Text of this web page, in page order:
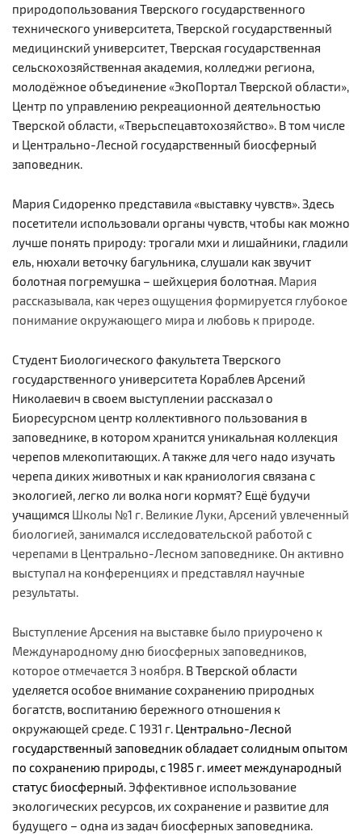
природопользования Тверского государственного
технического университета, Тверской государственный
медицинский университет, Тверская государственная
сельскохозяйственная академия, колледжи региона,
молодёжное объединение «ЭкоПортал Тверской области»,
Центр по управлению рекреационной деятельностью
Тверской области, «Тверьспецавтохозяйство». В том числе
и Центрально-Лесной государственный биосферный
заповедник.
Мария Сидоренко представила «выставку чувств». Здесь
посетители использовали органы чувств, чтобы как можно
лучше понять природу: трогали мхи и лишайники, гладили
ель, нюхали веточку багульника, слушали как звучит
болотная погремушка – шейхцерия болотная. Мария
рассказывала, как через ощущения формируется глубокое
понимание окружающего мира и любовь к природе.
Студент Биологического факультета Тверского
государственного университета Кораблев Арсений
Николаевич в своем выступлении рассказал о
Биоресурсном центр коллективного пользования в
заповеднике, в котором хранится уникальная коллекция
черепов млекопитающих. А также для чего надо изучать
черепа диких животных и как краниология связана с
экологией, легко ли волка ноги кормят? Ещё будучи
учащимся Школы №1 г. Великие Луки, Арсений увлеченный
биологией, занимался исследовательской работой с
черепами в Центрально-Лесном заповеднике. Он активно
выступал на конференциях и представлял научные
результаты.
Выступление Арсения на выставке было приурочено к
Международному дню биосферных заповедников,
которое отмечается 3 ноября. В Тверской области
уделяется особое внимание сохранению природных
богатств, воспитанию бережного отношения к
окружающей среде. С 1931 г. Центрально-Лесной
государственный заповедник обладает солидным опытом
по сохранению природы, с 1985 г. имеет международный
статус биосферный.Эффективное использование
экологических ресурсов, их сохранение и развитие для
будущего – одна из задач биосферных заповедника.